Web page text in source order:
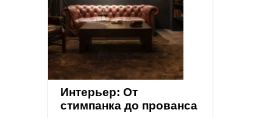
Интерьер: От
стимпанка до прованса